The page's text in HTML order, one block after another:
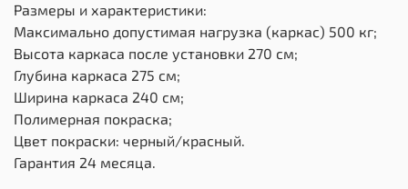
Размеры и характеристики:
Максимально допустимая нагрузка (каркас) 500 кг;
Высота каркаса после установки 270 см;
Глубина каркаса 275 см;
Ширина каркаса 240 см;
Полимерная покраска;
Цвет покраски: черный/красный.
Гарантия 24 месяца.